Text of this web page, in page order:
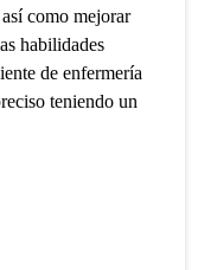
como mejorar
habilidades
de enfermería
teniendo un